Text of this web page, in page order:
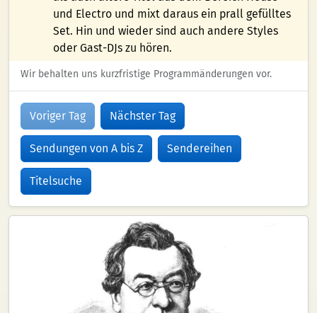
und Electro und mixt daraus ein prall gefülltes
Set. Hin und wieder sind auch andere Styles
oder Gast-DJs zu hören.
Wir behalten uns kurzfristige Programmänderungen vor.
Voriger Tag Nächster Tag
Sendungen von A bis Z Sendereihen
Titelsuche